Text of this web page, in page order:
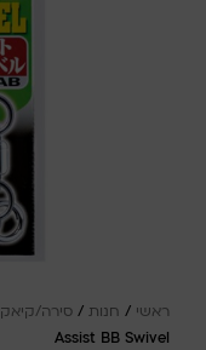
ראשי / חנות / סירה/קיאק
Assist BB Swivel